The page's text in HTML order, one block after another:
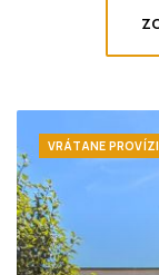
VRÁTANE